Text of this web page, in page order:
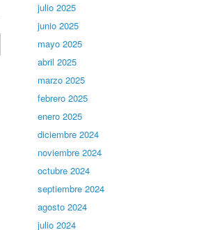
julio 2025
junio 2025
mayo 2025
abril 2025
marzo 2025
febrero 2025
enero 2025
diciembre 2024
noviembre 2024
octubre 2024
septiembre 2024
agosto 2024
julio 2024